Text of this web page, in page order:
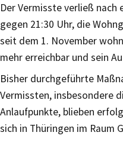
Der Vermisste verließ nach
gegen 21:30 Uhr, die
seit dem 1. November
mehr erreichbar und sein
Bisher durchgeführte
Vermissten, insbesondere
Anlaufpunkte, blieben
sich in Thüringen im Raum